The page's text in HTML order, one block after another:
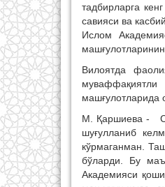
тадбирларга
савияси ва
Ислом
Вилоятда
машғулотларида
М. Қаршиева -
шуғулланиб
кўрмаганман.
бўларди. Бу
Академияси